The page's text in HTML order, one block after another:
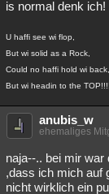
is normal denk ich!
U haffi see wi flop,
But wi solid as a Rock,
Could no haffi hold wi back,
But wi headin to the TOP!!!!
anubis_w
ehemaliges
naja--.. bei mir
,dass ich mich auf
nicht wirklich ein